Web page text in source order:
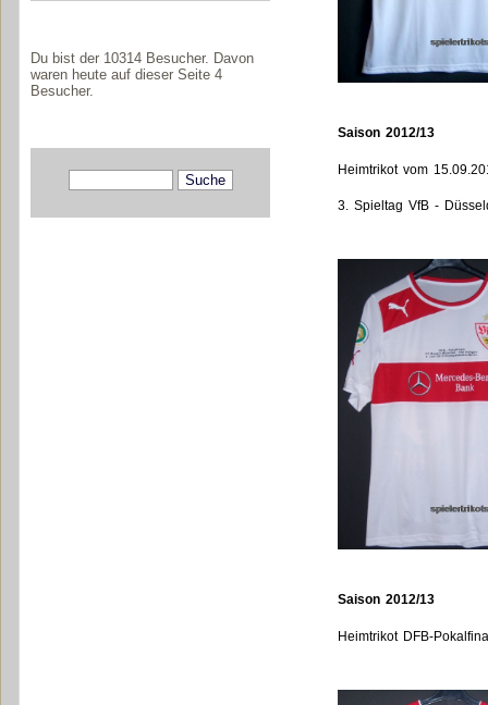
Du bist der 10314 Besucher. Davon
waren heute auf dieser Seite 4
Besucher.
Saison 2012/13
Heimtrikot vom
3. Spieltag VfB -
Saison 2012/13
Heimtrikot DFB-